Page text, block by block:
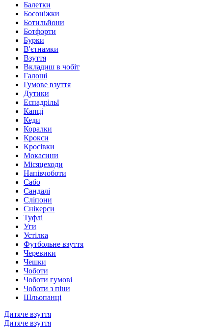
Балетки
Босоніжки
Ботильйони
Ботфорти
Бурки
В'єтнамки
Взуття
Вкладиш в чобіт
Галоші
Гумове взуття
Дутики
Еспадрільї
Капці
Кеди
Коралки
Крокси
Кросівки
Мокасини
Місяцеходи
Напівчоботи
Сабо
Сандалі
Сліпони
Снікерси
Туфлі
Уги
Устілка
Футбольне взуття
Черевики
Чешки
Чоботи
Чоботи гумові
Чоботи з піни
Шльопанці
Дитяче взуття
Дитяче взуття